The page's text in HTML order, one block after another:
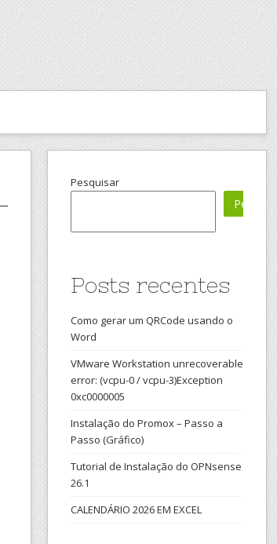
Pesquisar
Pesquisar
Posts recentes
Como gerar um QRCode usando o
Word
VMware Workstation unrecoverable
error: (vcpu-0 / vcpu-3)Exception
0xc0000005
Instalação do Promox – Passo a
Passo (Gráfico)
Tutorial de Instalação do OPNsense
26.1
CALENDÁRIO 2026 EM EXCEL